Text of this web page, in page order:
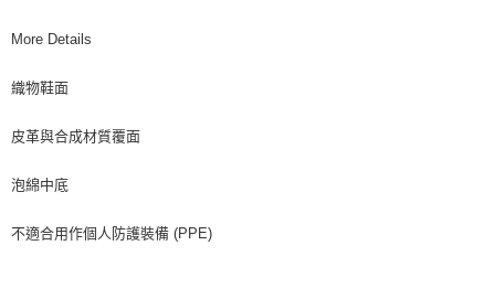
More Details
織物鞋面
皮革與合成材質覆面
泡綿中底
不適合用作個人防護裝備 (PPE)